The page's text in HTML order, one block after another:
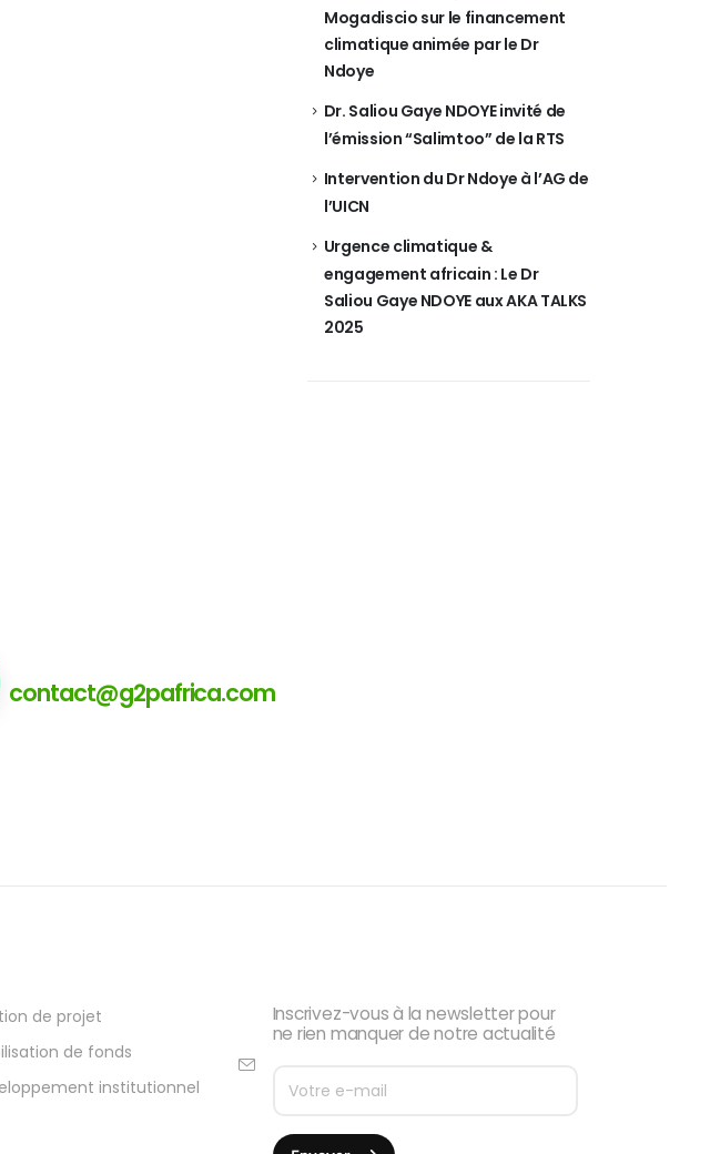
Mogadiscio sur le financement
climatique animée par le Dr
Ndoye
Dr. Saliou Gaye NDOYE invité de
l’émission “Salimtoo” de la RTS
Intervention du Dr Ndoye à l’AG de
l’UICN
Urgence climatique &
engagement africain : Le Dr
Saliou Gaye NDOYE aux AKA TALKS
2025
contact@g2pafrica.com
de projet
de fonds
institutionnel
Inscrivez-vous à la newsletter pour
ne rien manquer de notre actualité